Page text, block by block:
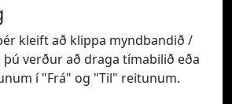
kleift að klippa myndbandið /
verður að draga tímabilið eða
í "Frá" og "Til" reitunum.